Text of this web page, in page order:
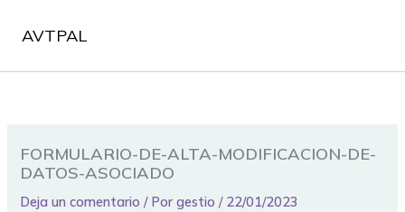
AVTPAL
FORMULARIO-DE-ALTA-MODIFICACION-DE-
DATOS-ASOCIADO
Deja un comentario / Porgestio/ 22/01/2023